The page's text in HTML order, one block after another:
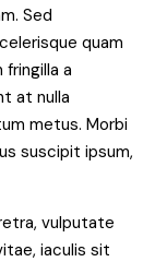
Sed
quam
a
at nulla
metus. Morbi
suscipit ipsum,
vulputate
iaculis sit